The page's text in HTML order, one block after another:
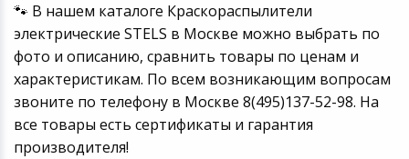
🐾 В нашем каталоге Краскораспылители
электрические STELS в Москве можно выбрать по
фото и описанию, сравнить товары по ценам и
характеристикам. По всем возникающим вопросам
звоните по телефону в Москве 8(495)137-52-98. На
все товары есть сертификаты и гарантия
производителя!